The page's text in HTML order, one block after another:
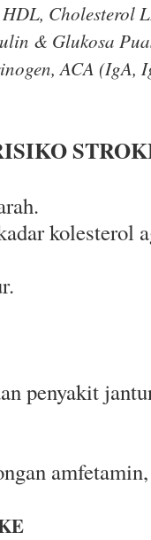
Cholesterol
& Glukosa
ACA (IgA,
kolesterol
penyakit